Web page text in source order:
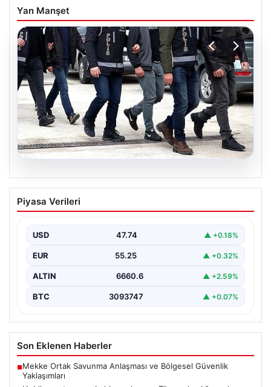
Yan Manşet
07.08.2026
Holding patronuna bahis suçlaması.
Tüm malvarlığına el konuldu
Piyasa Verileri
USD 47.74 ▲ +0.18%
EUR 55.25 ▲ +0.32%
ALTIN 6660.6 ▲ +2.59%
BTC 3093747 ▲ +0.07%
Son Eklenen Haberler
■Mekke Ortak Savunma Anlaşması ve Bölgesel Güvenlik
Yaklaşımları